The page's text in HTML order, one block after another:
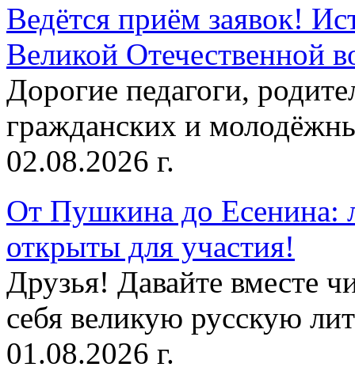
Ведётся приём заявок!
Великой Отечественной
Дорогие педагоги,
гражданских и
02.08.2026 г.
От Пушкина до Есенина:
открыты для участия!
Друзья! Давайте вместе
себя великую русскую
01.08.2026 г.